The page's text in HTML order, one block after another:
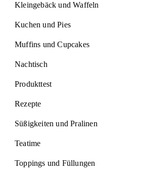
Kleingebäck und Waffeln
Kuchen und Pies
Muffins und Cupcakes
Nachtisch
Produkttest
Rezepte
Süßigkeiten und Pralinen
Teatime
Toppings und Füllungen